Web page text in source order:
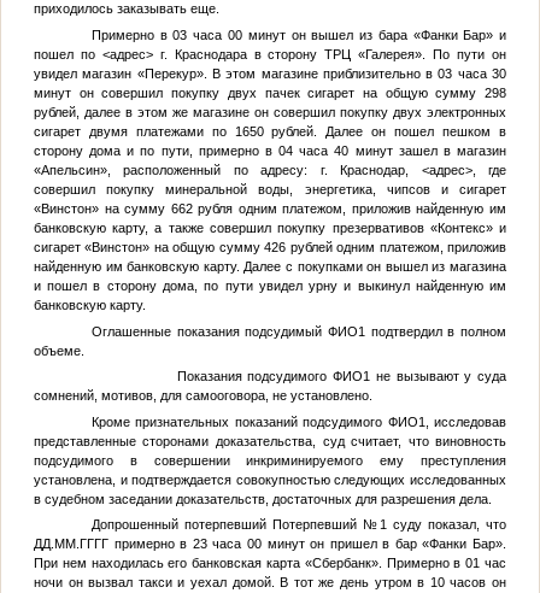
приходилось заказывать еще.
Примерно в 03 часа 00 минут он вышел из бара «Фанки Бар» и
пошел по <адрес>г. Краснодара в сторону ТРЦ «Галерея». По пути он
увидел магазин «Перекур». В этом магазине приблизительно в 03 часа 30
минут он совершил покупку двух пачек сигарет на общую сумму 298
рублей, далее в этом же магазине он совершил покупку двух электронных
сигарет двумя платежами по 1650 рублей. Далее он пошел пешком в
сторону дома и по пути, примерно в 04 часа 40 минут зашел в магазин
«Апельсин», расположенный по адресу: г. Краснодар, <адрес>, где
совершил покупку минеральной воды, энергетика, чипсов и сигарет
«Винстон» на сумму 662 рубля одним платежом, приложив найденную им
банковскую карту, а также совершил покупку презервативов «Контекс» и
сигарет «Винстон» на общую сумму 426 рублей одним платежом, приложив
найденную им банковскую карту. Далее с покупками он вышел из магазина
и пошел в сторону дома, по пути увидел урну и выкинул найденную им
банковскую карту.
Оглашенные показания подсудимый ФИО1 подтвердил в полном
объеме.
Показания подсудимогоФИО1
не вызывают у суда
сомнений, мотивов, для самооговора, не установлено.
Кроме признательных показаний подсудимого ФИО1
, исследовав
представленные сторонами доказательства, суд считает, что виновность
подсудимого в совершении инкриминируемого ему преступления
установлена, и подтверждается совокупностью следующих исследованных
в судебном заседании доказательств, достаточных для разрешения дела.
Допрошенный потерпевший Потерпевший №1
суду показал, что
ДД.ММ.ГГГГпримерно в 23 часа 00 минут он пришел в бар «Фанки Бар».
При нем находилась его банковская карта «Сбербанк». Примерно в 01 час
ночи он вызвал такси и уехал домой. В тот же день утром в 10 часов он